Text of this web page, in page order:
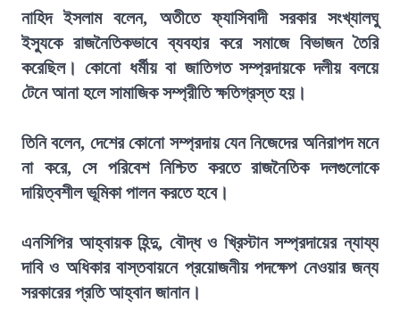
নাহিদ ইসলাম বলেন, অতীতে ফ্যাসিবাদী সরকার সংখ্যালঘু
ইস্যুকে রাজনৈতিকভাবে ব্যবহার করে সমাজে বিভাজন তৈরি
করেছিল। কোনো ধর্মীয় বা জাতিগত সম্প্রদায়কে দলীয় বলয়ে
টেনে আনা হলে সামাজিক সম্প্রীতি ক্ষতিগ্রস্ত হয়।
তিনি বলেন, দেশের কোনো সম্প্রদায় যেন নিজেদের অনিরাপদ মনে
না করে, সে পরিবেশ নিশ্চিত করতে রাজনৈতিক দলগুলোকে
দায়িত্বশীল ভূমিকা পালন করতে হবে।
এনসিপির আহ্বায়ক হিন্দু, বৌদ্ধ ও খ্রিস্টান সম্প্রদায়ের ন্যায্য
দাবি ও অধিকার বাস্তবায়নে প্রয়োজনীয় পদক্ষেপ নেওয়ার জন্য
সরকারের প্রতি আহ্বান জানান।